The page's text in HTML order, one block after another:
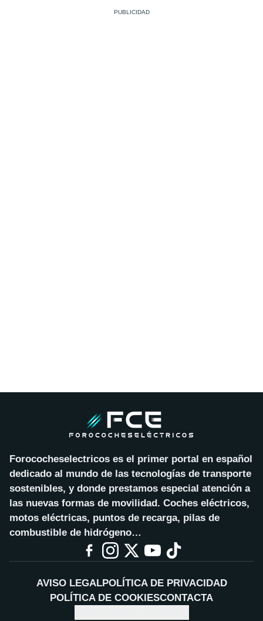
Forococheselectricos es el primer portal en español
dedicado al mundo de las tecnologías de transporte
sostenibles, y donde prestamos especial atención a
las nuevas formas de movilidad. Coches eléctricos,
motos eléctricas, puntos de recarga, pilas de
combustible de hidrógeno…
AVISO LEGALPOLÍTICA DE PRIVACIDAD
POLÍTICA DE COOKIESCONTACTA